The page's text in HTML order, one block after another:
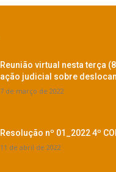
Reunião virtual nesta terça
ação judicial sobre
7 de março de 2022
Resolução nº 01_2022 4º
11 de abril de 2022